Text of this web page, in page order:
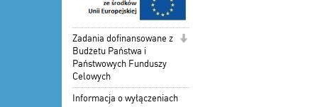
Zadania dofinansowane z
Budżetu Państwa i
Państwowych Funduszy
Celowych
Informacja o wyłączeniach